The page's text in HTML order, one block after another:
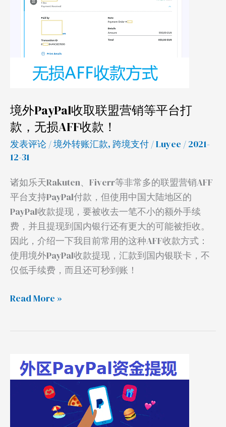
境外PayPal收取联盟营销等平台打
款，无损AFF收款！
发表评论 /境外转账汇款, 跨境支付 /Luyee / 2021-
12-31
诸如乐天Rakuten、Fiverr等非常多的联盟营销AFF
平台支持PayPal付款，但使用中国大陆地区的
PayPal收款提现，要被收去一笔不小的额外手续
费，并且提现到国内银行还有更大的可能被拒收。
因此，介绍一下我目前常用的这种AFF收款方式：
使用境外PayPal收款提现，汇款到国内银联卡，不
仅低手续费，而且还可秒到账！
台
打
款，
无
AFF
收
款！
Read More »
PayPal